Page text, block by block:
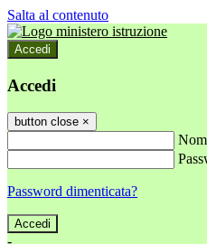
Salta al contenuto
Accedi
Accedi
button close ×
Password dimenticata?